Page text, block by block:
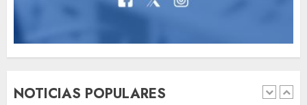
NOTICIAS POPULARES
AGOSTO 9, 2026
Searching for the
War Two